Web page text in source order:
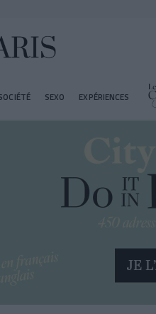
SEXO EXPÉRIENCES